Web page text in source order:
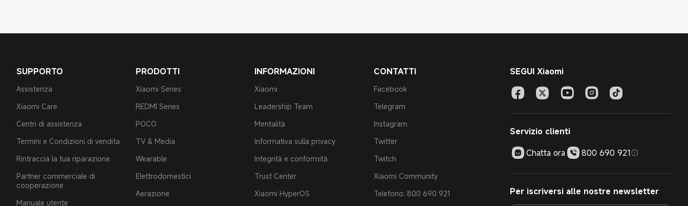
SUPPORTO
Assistenza
Xiaomi Care
Centri di assistenza
Termini e Condizioni di vendita
Rintraccia la tua riparazione
Partner commerciale di
cooperazione
Manuale utente
PRODOTTI
Xiaomi Series
REDMI Series
POCO
TV & Media
Wearable
Elettrodomestici
Aerazione
INFORMAZIONI
Xiaomi
Leadership Team
Mentalità
Informativa sulla privacy
Integrità e conformità
Trust Center
Xiaomi HyperOS
CONTATTI
Facebook
Telegram
Instagram
Twitter
Twitch
Xiaomi Community
Telefono: 800 690 921
SEGUI Xiaomi
Servizio clienti
Chatta ora
800 690 921
Per iscriversi alle nostre newsletter